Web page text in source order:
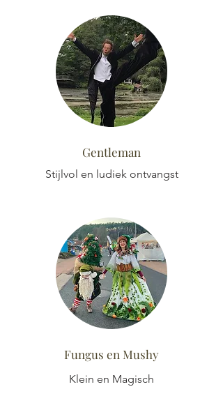
Gentleman
Stijlvol en ludiek ontvangst
Fungus en Mushy
Klein en Magisch